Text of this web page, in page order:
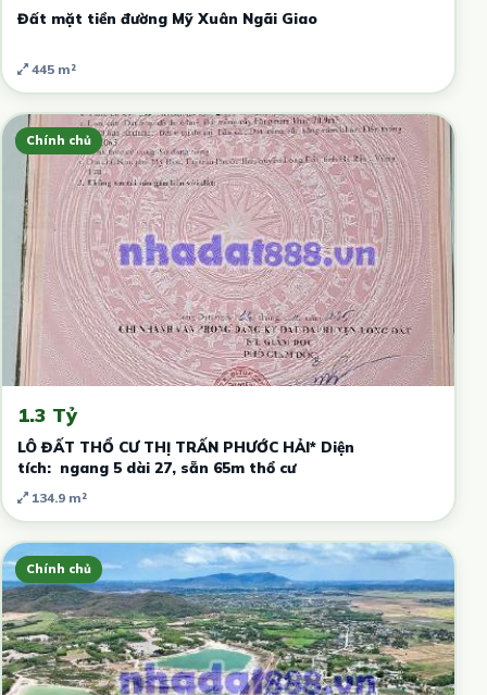
Đất mặt tiền đường Mỹ Xuân Ngãi Giao
445 m²
Chính chủ
1.3 Tỷ
LÔ ĐẤT THỔ CƯ THỊ TRẤN PHƯỚC HẢI* Diện
tích: ngang 5 dài 27, sẵn 65m thổ cư
134.9 m²
Chính chủ